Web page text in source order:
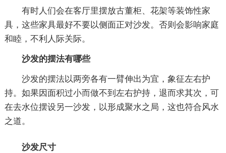
有时人们会在客厅里摆放古董柜、花架等装饰性家
具，这些家具最好不要以侧面正对沙发。否则会影响家庭
和睦，不利人际关际。
沙发的摆法有哪些
沙发的摆法以两旁各有一臂伸出为宜，象征左右护
持。如果因面积过小而做不到左右护持，退而求其次，可
在去水位摆设另一沙发，以形成聚水之局，这也符合风水
之道。
沙发尺寸